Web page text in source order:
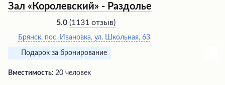
Зал «Королевский» - Раздолье
5.0 (1131 отзыв)
Брянск, пос. Ивановка, ул. Школьная, 63
Подарок за бронирование
Вместимость: 20 человек